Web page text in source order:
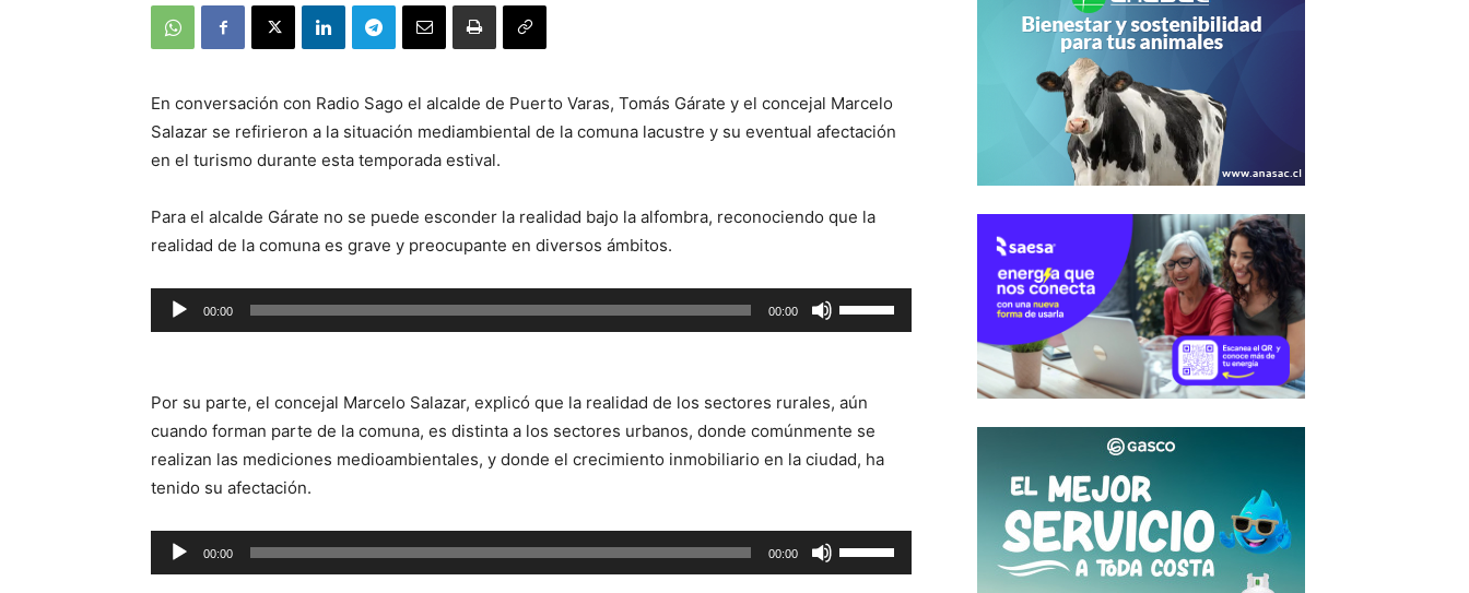
En conversación con Radio Sago el alcalde de Puerto Varas, Tomás Gárate y el concejal Marcelo
Salazar se refirieron a la situación mediambiental de la comuna lacustre y su eventual afectación
en el turismo durante esta temporada estival.
Para el alcalde Gárate no se puede esconder la realidad bajo la alfombra, reconociendo que la
realidad de la comuna es grave y preocupante en diversos ámbitos.
Reproductor
de
00:00 00:00
las
flecha
arriba/abajo
para
o
disminuir
Por su parte, el concejal Marcelo Salazar, explicó que la realidad de los sectores rurales, aún
cuando forman parte de la comuna, es distinta a los sectores urbanos, donde comúnmente se
realizan las mediciones medioambientales, y donde el crecimiento inmobiliario en la ciudad, ha
tenido su afectación.
Reproductor
de
00:00 00:00
las